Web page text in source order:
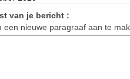
van je bericht :
een nieuwe paragraaf aan te